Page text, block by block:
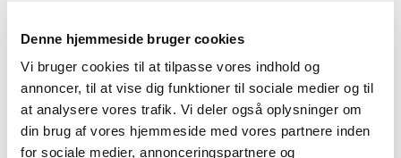
Denne hjemmeside bruger cookies
Vi bruger cookies til at tilpasse vores indhold og
annoncer, til at vise dig funktioner til sociale medier og til
at analysere vores trafik. Vi deler også oplysninger om
din brug af vores hjemmeside med vores partnere inden
for sociale medier, annonceringspartnere og
direkte indflydelse på valget af den rette
varmepumpe.
Når man vælger en varmepumpe, er det vigtigt at